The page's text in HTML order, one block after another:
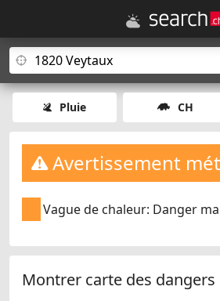
Pluie CH
Avertissement
Vague de chaleur: Danger
Montrer carte des dangers